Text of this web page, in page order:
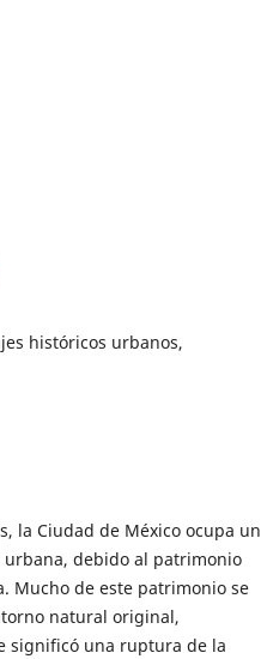
históricos urbanos,
la Ciudad de México ocupa un
urbana, debido al patrimonio
Mucho de este patrimonio se
natural original,
significó una ruptura de la